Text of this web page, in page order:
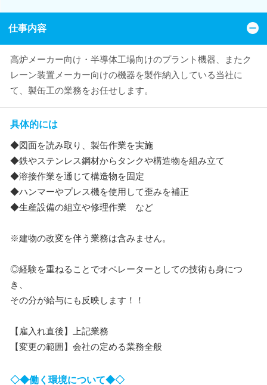
仕事内容
高炉メーカー向け・半導体工場向けのプラント機器、またク
レーン装置メーカー向けの機器を製作納入している当社に
て、製缶工の業務をお任せします。
具体的には
◆図面を読み取り、製缶作業を実施
◆鉄やステンレス鋼材からタンクや構造物を組み立て
◆溶接作業を通じて構造物を固定
◆ハンマーやプレス機を使用して歪みを補正
◆生産設備の組立や修理作業 など
※建物の改変を伴う業務は含みません。
◎経験を重ねることでオペレーターとしての技術も身につ
き、
その分が給与にも反映します！！
【雇入れ直後】上記業務
【変更の範囲】会社の定める業務全般
◇◆働く環境について◆◇